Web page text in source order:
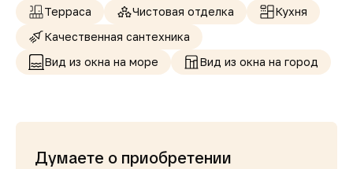
Терраса
Чистовая отделка
Кухня
Качественная сантехника
Вид из окна на море
Вид из окна на город
Думаете о приобретении